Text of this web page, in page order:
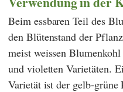
Beim essbaren Teil des
den Blütenstand der
meist weissen
und violetten Varietäten.
Varietät ist der gelb-grüne